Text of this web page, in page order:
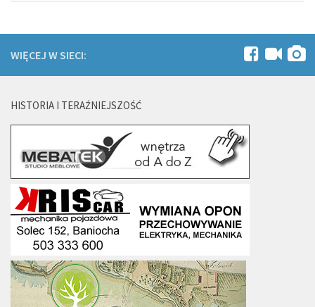
WIĘCEJ W SIECI:
HISTORIA I TERAŹNIEJSZOŚĆ